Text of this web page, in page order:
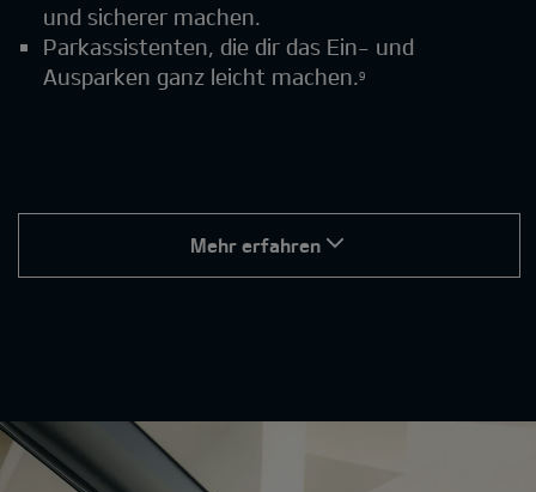
und sicherer machen.
Parkassistenten, die dir das Ein- und
Ausparken ganz leicht machen.9
Mehr erfahren